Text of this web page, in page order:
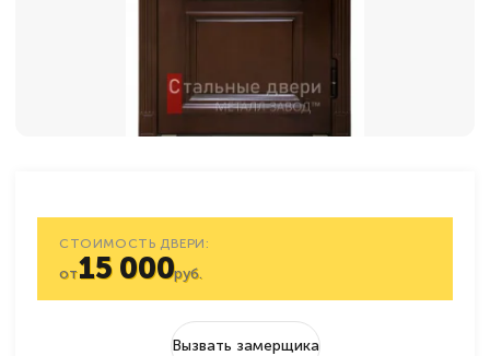
СТОИМОСТЬ ДВЕРИ:
от15 000руб.
Вызвать замерщика